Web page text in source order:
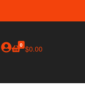
0 $0.00